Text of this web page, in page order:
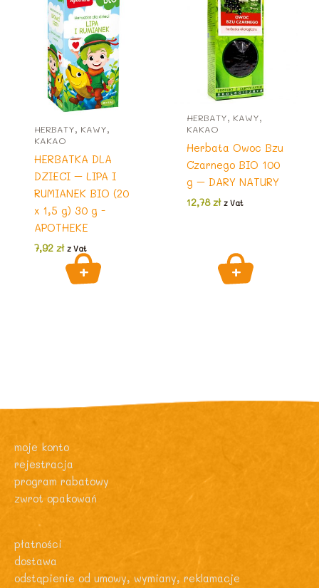
HERBATY, KAWY,
KAKAO
HERBATKA DLA
DZIECI – LIPA I
RUMIANEK BIO (20
x 1,5 g) 30 g -
APOTHEKE
7,92 zł z Vat
HERBATY, KAWY,
KAKAO
Herbata Owoc Bzu
Czarnego BIO 100
g – DARY NATURY
12,78zł z Vat
moje konto
rejestracja
program rabatowy
zwrot opakowań
płatności
dostawa
odstąpienie od umowy, wymiany, reklamacje